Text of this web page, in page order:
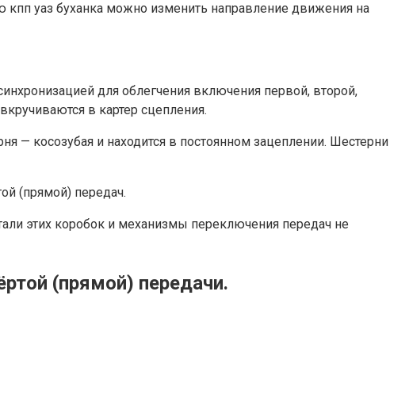
кпп уаз буханка можно изменить направление движения на
для облегчения включения первой, второй,
в картер сцепления.
— косозубая и находится в постоянном зацеплении. Шестерни
(прямой) передач.
этих коробок и механизмы переключения передач не
(прямой) передачи.